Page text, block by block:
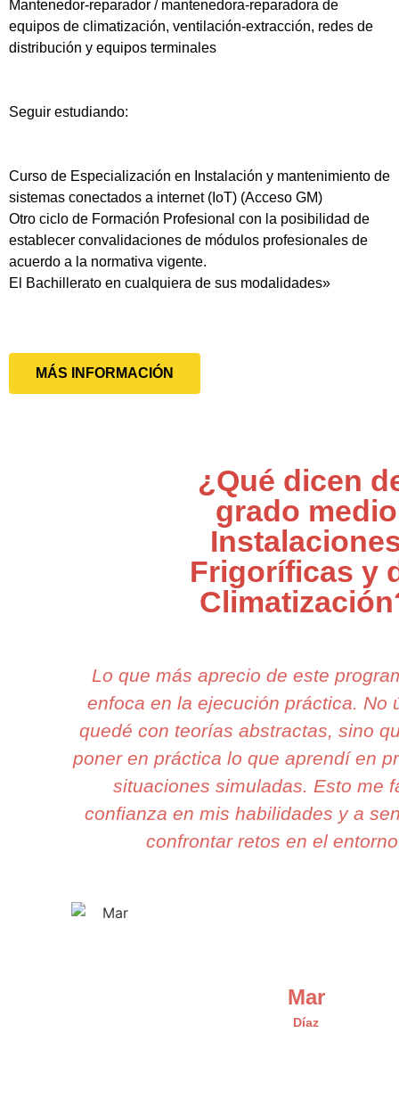
Mantenedor-reparador / mantenedora-reparadora de
equipos de climatización, ventilación-extracción, redes de
distribución y equipos terminales
Seguir estudiando:
Curso de Especialización en Instalación y mantenimiento de
sistemas conectados a internet (IoT) (Acceso GM)
Otro ciclo de Formación Profesional con la posibilidad de
establecer convalidaciones de módulos profesionales de
acuerdo a la normativa vigente.
El Bachillerato en cualquiera de sus modalidades»
MÁS INFORMACIÓN
¿Qué dicen
grado medio
Frigoríficas y
Lo que más aprecio de este
enfoca en la ejecución práctica. No
quedé con teorías abstractas, sino
poner en práctica lo que aprendí en
situaciones simuladas. Esto me
confianza en mis habilidades y a
confrontar retos en el
Mar
Díaz